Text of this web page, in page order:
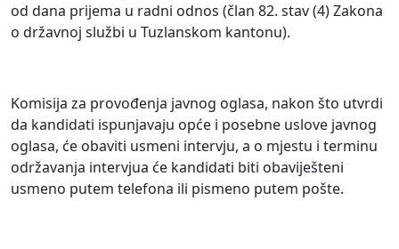
od dana prijema u radni odnos (član 82. stav (4) Zakona
o državnoj službi u Tuzlanskom kantonu).
Komisija za provođenja javnog oglasa, nakon što utvrdi
da kandidati ispunjavaju opće i posebne uslove javnog
oglasa, će obaviti usmeni intervju, a o mjestu i terminu
održavanja intervjua će kandidati biti obaviješteni
usmeno putem telefona ili pismeno putem pošte.